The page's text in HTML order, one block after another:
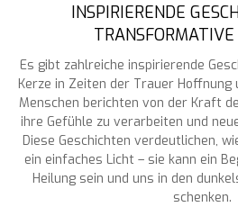
INSPIRIERENDE
Es gibt zahlreiche inspirierende
Kerze in Zeiten der Trauer
Menschen berichten von der Kraft
ihre Gefühle zu verarbeiten und
Diese Geschichten verdeutlichen,
ein einfaches Licht – sie kann ein
Heilung sein und uns in den
schenken.